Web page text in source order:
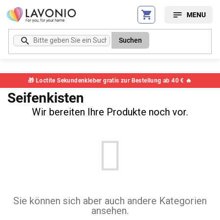
Zum
Inhalt
springen
🎁 Loctite Sekundenkleber gratis zur Bestellung ab 40 € 🔥
Suchen
Seifenkisten
Wir bereiten Ihre Produkte noch vor.
Sie können sich aber auch andere Kategorien
ansehen.